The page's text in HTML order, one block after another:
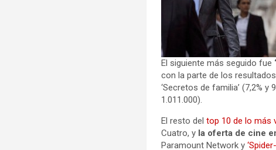
El siguiente más seguido fue
con la parte de los
‘Secretos de familia’ (7,2%
1.011.000).
El resto deltop 10 de lo más
Cuatro, y la oferta de cine
Paramount Network y